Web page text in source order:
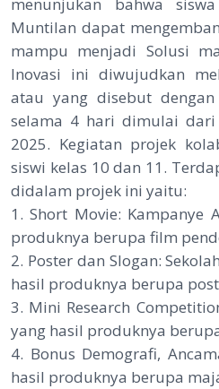
menunjukan bahwa
Muntilan dapat
mampu menjadi Solusi
Inovasi ini diwujudkan
atau yang disebut
selama 4 hari dimulai
2025. Kegiatan projek
siswi kelas 10 dan 11.
didalam projek ini yaitu:
1. Short Movie: Kampanye
produknya berupa film
2. Poster dan Slogan:
hasil produknya berupa
3. Mini Research
yang hasil produknya
4. Bonus Demografi,
hasil produknya berupa